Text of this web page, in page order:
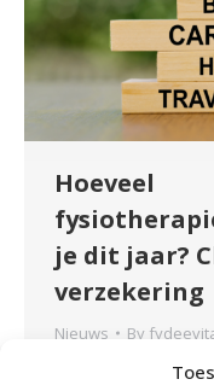
Hoeveel
je dit jaar?
verzekering
Nieuws By
Aan het begin